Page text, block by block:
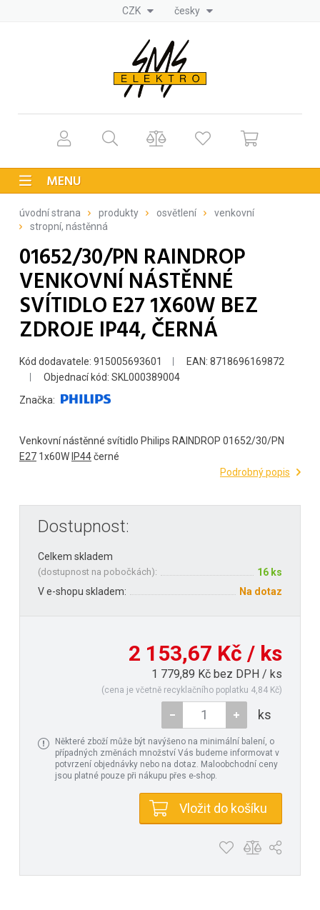
CZK česky
MENU
úvodní strana produkty osvětlení
venkovní
stropní, nástěnná
01652/30/PN RAINDROP
VENKOVNÍ NÁSTĚNNÉ
SVÍTIDLO E27 1X60W BEZ
ZDROJE IP44, ČERNÁ
Kód dodavatele: 915005693601
EAN: 8718696169872
Objednací kód: SKL000389004
Značka:
Venkovní nástěnné svítidlo Philips RAINDROP 01652/30/PN
E27 1x60W IP44černé
Podrobný popis
Dostupnost:
Celkem skladem
(dostupnost na pobočkách):
16 ks
V e-shopu skladem:
Na dotaz
2 153,67 Kč / ks
1 779,89 Kč bez DPH / ks
(cena je včetně recyklačního poplatku 4,84 Kč)
ks
Některé zboží může být navýšeno na minimální balení, o
případných změnách množství Vás budeme informovat v
potvrzení objednávky nebo na dotaz. Maloobchodní ceny
jsou platné pouze při nákupu přes e-shop.
Vložit do košíku